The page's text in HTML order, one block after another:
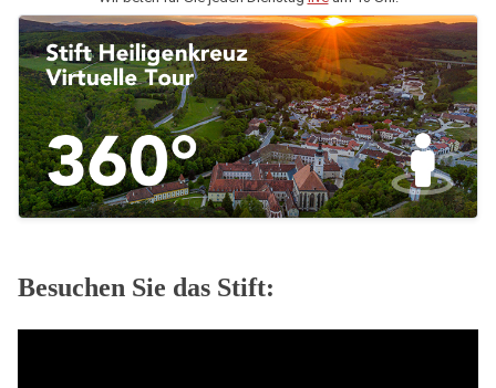
Besuchen Sie das Stift: